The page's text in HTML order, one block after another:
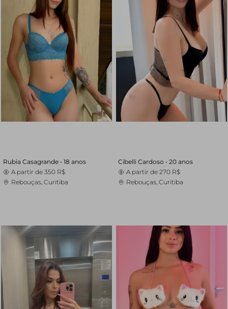
Rubia Casagrande • 18 anos
A partir de 350 R$
Rebouças, Curitiba
Cibelli Cardoso • 20 anos
A partir de 270 R$
Rebouças, Curitiba